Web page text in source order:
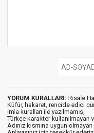
YORUM KURALLARI: Risale
Küfür, hakaret, rencide edici
imla kuralları ile yazılmamış,
Türkçe karakter kullanılmayan
Adınız kısmına uygun